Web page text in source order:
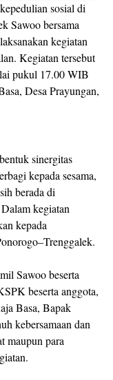
sosial di
Sawoo bersama
kegiatan
Kegiatan tersebut
pukul 17.00 WIB
Desa Prayungan,
sinergitas
kepada sesama,
berada di
kegiatan
kepada
Sawoo beserta
beserta anggota,
Basa, Bapak
kebersamaan dan
maupun para